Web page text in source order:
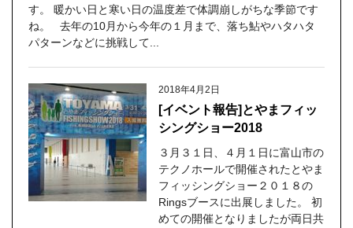
す。 暖かい日と寒い日の温度差で体調崩しがちな季節です
ね。 去年の10月から今年の１月まで、落ち鮎やハタハタ
パターンなどに挑戦して...
2018年4月2日
[イベント報告]とやまフィッ
シングショー2018
３月３１日、４月１日に富山市の
テクノホールで開催されたとやま
フィッシングショー２０１８の
Ringsブースに出展しました。 初
めての開催となりましたが両日共